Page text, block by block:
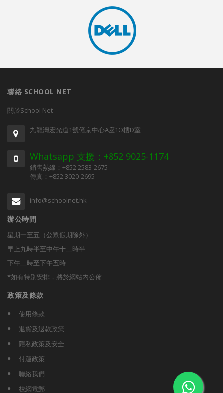
聯絡 SCHOOL NET
關於School Net
九龍灣宏光道1號億京中心A座1O樓D室
Whatsapp 支援：+852 9025-1174
銷售熱線：+852 2583-2675
傳真：+852 3020-2695
info@schoolnet.hk
辦公時間
星期一至五（公眾假期除外）
早上九時半至中午十二時半
下午二時至下午五時
*如有特別安排，將於網站內公佈
政策及條款
使用條款
退貨及退款政策
隱私政策及安全
付運政策
聯絡我們
校網電郵